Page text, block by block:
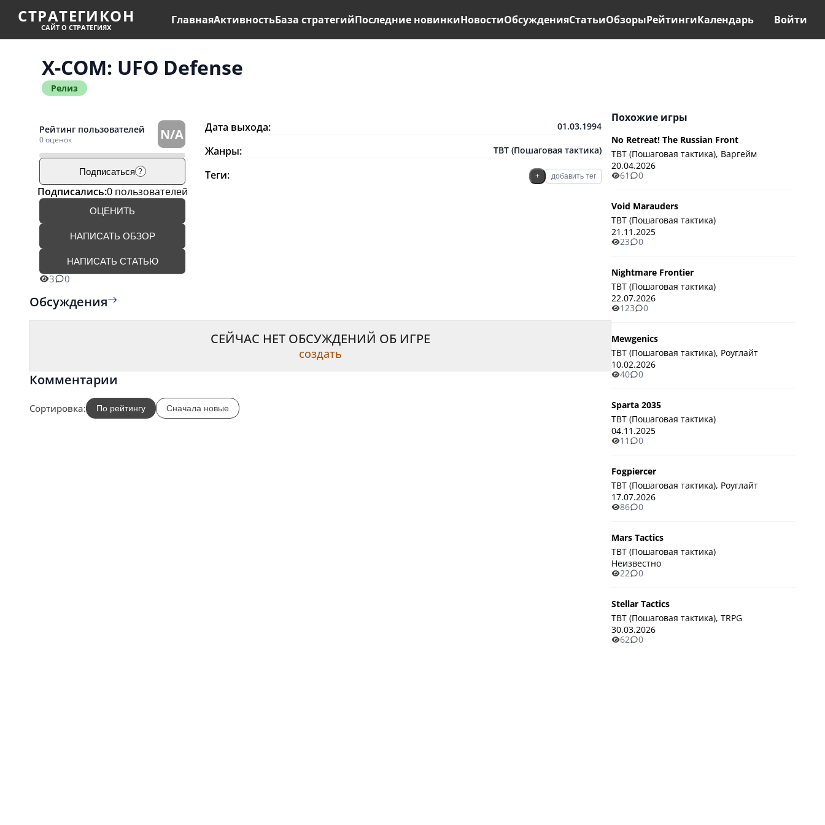
СТРАТЕГИКОН
САЙТ О СТРАТЕГИЯХ
ГлавнаяАктивностьБаза стратегийПоследние новинкиНовостиОбсужденияСтатьиОбзорыРейтингиКалендарь Войти
X-COM: UFO Defense
Релиз
Рейтинг пользователей
0 оценок N/A
Подписаться ?
Подписались:0 пользователей
ОЦЕНИТЬ
НАПИСАТЬ ОБЗОР
НАПИСАТЬ СТАТЬЮ
3 0
Дата выхода: 01.03.1994
Жанры: TBT (Пошаговая тактика)
Теги: + добавить тег
Обсуждения
СЕЙЧАС НЕТ ОБСУЖДЕНИЙ ОБ ИГРЕ
создать
Комментарии
Сортировка: По рейтингу Сначала новые
Похожие игры
No Retreat! The Russian Front
TBT (Пошаговая тактика), Варгейм
20.04.2026
61
0
Void Marauders
TBT (Пошаговая тактика)
21.11.2025
23
0
Nightmare Frontier
TBT (Пошаговая тактика)
22.07.2026
123
0
Mewgenics
TBT (Пошаговая тактика), Роуглайт
10.02.2026
40
0
Sparta 2035
TBT (Пошаговая тактика)
04.11.2025
11
0
Fogpiercer
TBT (Пошаговая тактика), Роуглайт
17.07.2026
86
0
Mars Tactics
TBT (Пошаговая тактика)
Неизвестно
22
0
Stellar Tactics
TBT (Пошаговая тактика), TRPG
30.03.2026
62
0